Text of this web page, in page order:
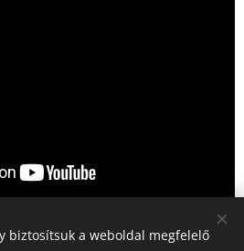
biztosítsuk a weboldal megfelelő